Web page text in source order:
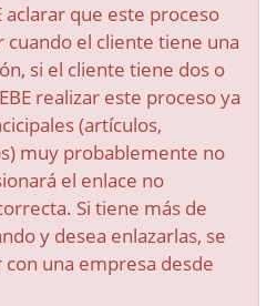
aclarar que este proceso
cuando el cliente tiene una
si el cliente tiene dos o
realizar este proceso ya
(artículos,
muy probablemente no
el enlace no
Si tiene más de
y desea enlazarlas, se
una empresa desde